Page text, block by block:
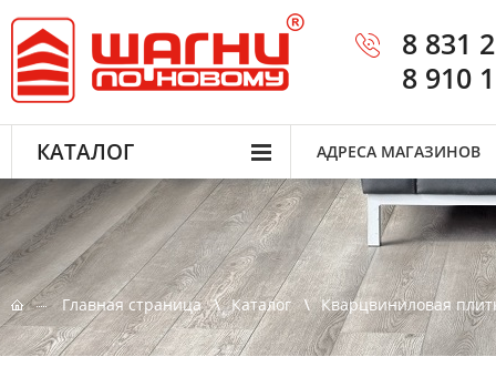
8 831
8 910
КАТАЛОГ АДРЕСА МАГАЗИНОВ
Главная страница Каталог Кварцвиниловая